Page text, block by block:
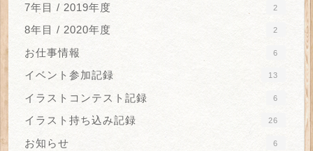
7年目 / 2019年度 2
8年目 / 2020年度 2
お仕事情報 6
イベント参加記録 13
イラストコンテスト記録 6
イラスト持ち込み記録 26
お知らせ 6